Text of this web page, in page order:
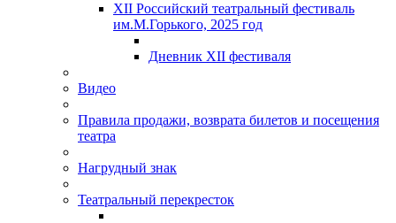
XII Российский театральный фестиваль
им.М.Горького, 2025 год
Дневник XII фестиваля
Видео
Правила продажи, возврата билетов и посещения
театра
Нагрудный знак
Театральный перекресток